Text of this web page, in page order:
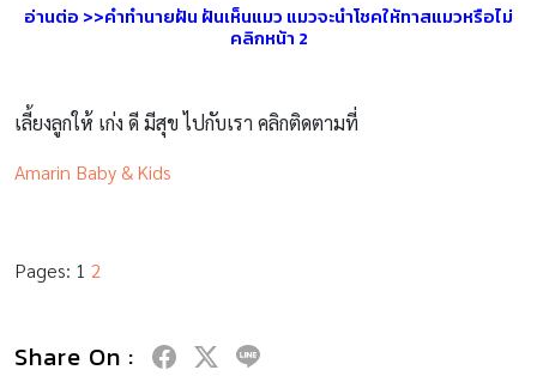
อ่านต่อ >>คำทำนายฝัน ฝันเห็นแมว แมวจะนำโชคให้ทาสแมวหรือไม่
คลิกหน้า 2
เลี้ยงลูกให้ เก่ง ดี มีสุข ไปกับเรา คลิกติดตามที่
Amarin Baby & Kids
Pages: 1 2
Share On :